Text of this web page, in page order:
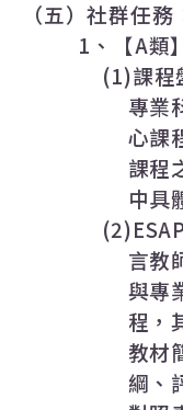
（五）社群任務
1 、【A類
(1)課程
專業
心課
課程
中具
言教
與專
程，
教材
綱、